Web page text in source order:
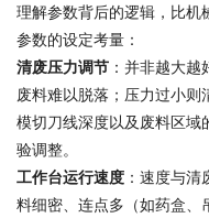
理解参数背后的逻辑，比机
参数的设定考量：
清废压力调节 ：并非越大
废料难以脱落；压力过小则
模切刀线深度以及废料区域
验调整。
工作台运行速度 ：速度与
料细密、连点多（如药盒、